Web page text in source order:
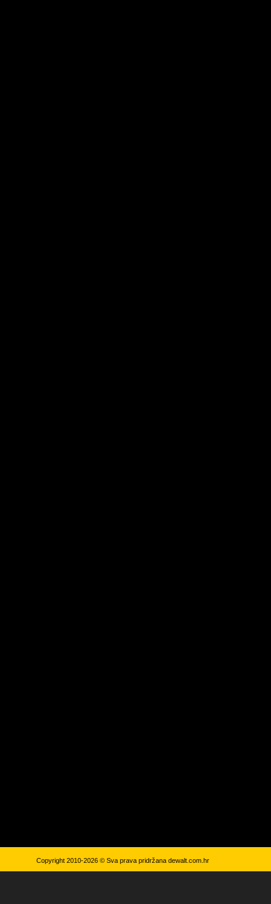
Copyright 2010-2026 © Sva prava pridržana dewalt.com.hr